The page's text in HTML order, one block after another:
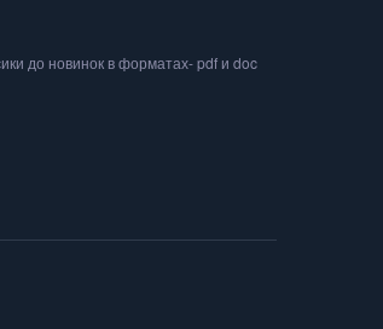
до новинок в форматах- pdf и doc